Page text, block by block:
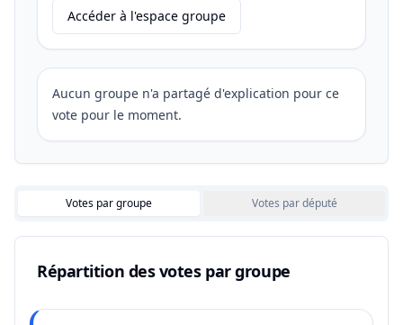
Accéder à l'espace groupe
Aucun groupe n'a partagé d'explication pour ce
vote pour le moment.
Votes par groupe Votes par député
Répartition des votes par groupe